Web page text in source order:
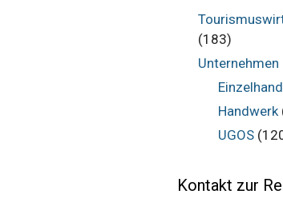
(183)
Unternehmen
Handwerk
UGOS
Kontakt zur